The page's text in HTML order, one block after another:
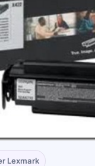
Lexmark